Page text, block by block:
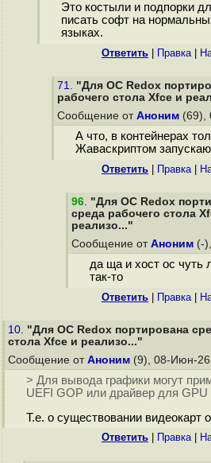
Это костыли и подпорки
писать софт на
языках.
Ответить Правка|
71. "Для ОС Redox
рабочего стола Xfce и
Сообщение от Аноним (69),
А что, в контейнерах
Жаваскриптом
Ответить Правка|
96. "Для ОС Redox
среда рабочего стола
реализо..."
Сообщение от Аноним (-
да ща и хост ос чуть
так-то
Ответить Правка|
10. "Для ОС Redox портирована
стола Xfce и реализо..."
Сообщение от Аноним (9), 08-Июн-
> Для вывода графики могут
UEFI GOP или драйвер для GPU
Т.е. о существовании видеокарт
Ответить Правка|